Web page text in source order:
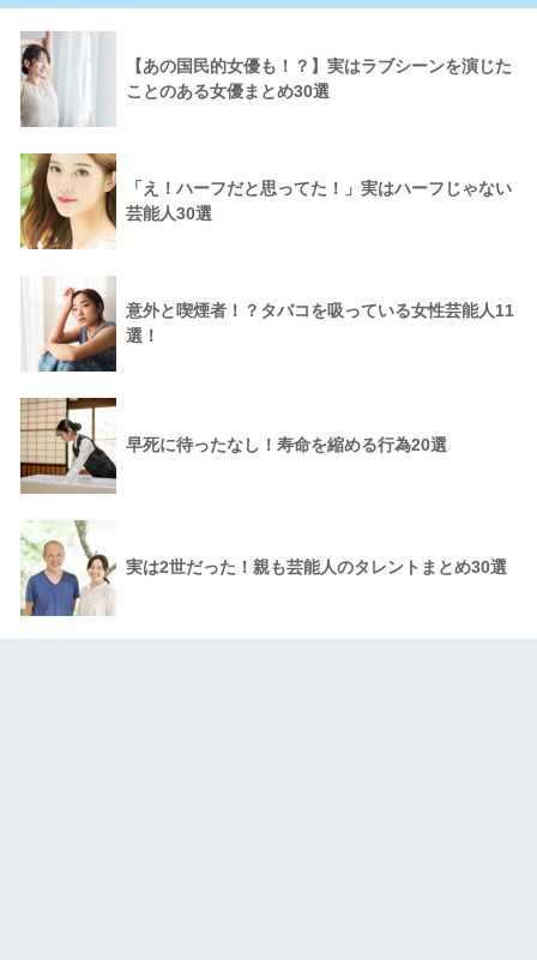
【あの国民的女優も！？】実はラブシーンを演じた
ことのある女優まとめ30選
「え！ハーフだと思ってた！」実はハーフじゃない
芸能人30選
意外と喫煙者！？タバコを吸っている女性芸能人11
選！
早死に待ったなし！寿命を縮める行為20選
実は2世だった！親も芸能人のタレントまとめ30選